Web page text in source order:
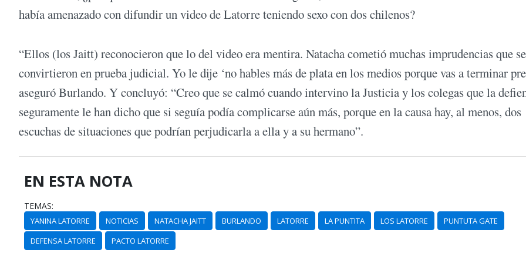
había amenazado con difundir un video de Latorre teniendo sexo con dos chilenos?
“Ellos (los Jaitt) reconocieron que lo del video era mentira. Natacha cometió muchas imprudencias que se
convirtieron en prueba judicial. Yo le dije ‘no hables más de plata en los medios porque vas a terminar
aseguró Burlando. Y concluyó: “Creo que se calmó cuando intervino la Justicia y los colegas que la
seguramente le han dicho que si seguía podía complicarse aún más, porque en la causa hay, al menos, dos
escuchas de situaciones que podrían perjudicarla a ella y a su hermano”.
EN ESTA NOTA
TEMAS:
YANINA LATORRE NOTICIAS NATACHA JAITT BURLANDO LATORRE LA PUNTITA LOS LATORRE
PUNTUTA GATE
DEFENSA LATORRE
PACTO LATORRE